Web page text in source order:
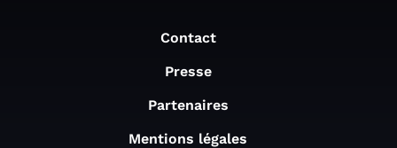
Contact
Presse
Partenaires
Mentions légales